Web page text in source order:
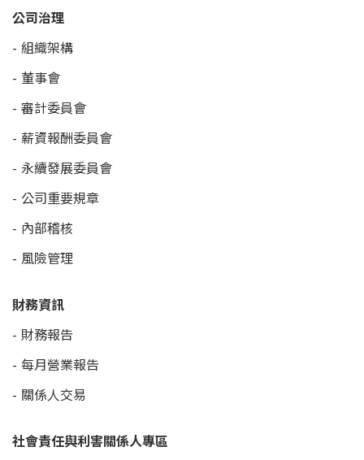
公司治理
組織架構
董事會
審計委員會
薪資報酬委員會
永續發展委員會
公司重要規章
內部稽核
風險管理
財務資訊
財務報告
每月營業報告
關係人交易
社會責任與利害關係人專區